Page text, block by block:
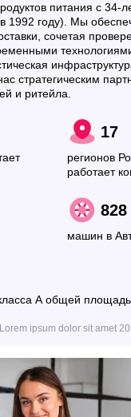
питания с 34-
1992 году). Мы
сочетая
стратегическим
и ритейла.
17
регионов
работает
828
машин в
А общей
ipsum dolor sit amet